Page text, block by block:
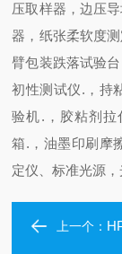
压取样器，边压
器，纸张柔软度
臂包装跌落试验
初性测试仪. ，持
验机. ，胶粘剂
箱. ，油墨印刷摩
定仪、标准光源
上一个：